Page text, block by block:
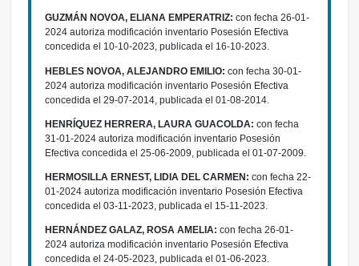
GUZMÁN NOVOA, ELIANA EMPERATRIZ: con fecha 26-01-
2024 autoriza modificación inventario Posesión Efectiva
concedida el 10-10-2023, publicada el 16-10-2023.
HEBLES NOVOA, ALEJANDRO EMILIO: con fecha 30-01-
2024 autoriza modificación inventario Posesión Efectiva
concedida el 29-07-2014, publicada el 01-08-2014.
HENRÍQUEZ HERRERA, LAURA GUACOLDA: con fecha
31-01-2024 autoriza modificación inventario Posesión
Efectiva concedida el 25-06-2009, publicada el 01-07-2009.
HERMOSILLA ERNEST, LIDIA DEL CARMEN: con fecha 22-
01-2024 autoriza modificación inventario Posesión Efectiva
concedida el 03-11-2023, publicada el 15-11-2023.
HERNÁNDEZ GALAZ, ROSA AMELIA: con fecha 26-01-
2024 autoriza modificación inventario Posesión Efectiva
concedida el 24-05-2023, publicada el 01-06-2023.